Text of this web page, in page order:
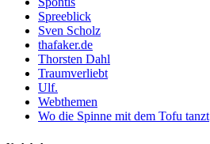
Spreeblick
Sven Scholz
thafaker.de
Thorsten Dahl
Traumverliebt
Ulf.
Webthemen
Wo die Spinne mit dem Tofu tanzt